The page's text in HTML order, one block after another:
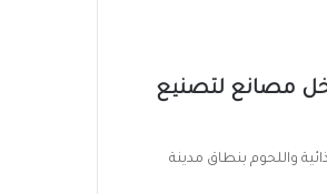
المصدر داخل مصانع لتصنيع
الغذائية واللحوم بنطاق مدينة